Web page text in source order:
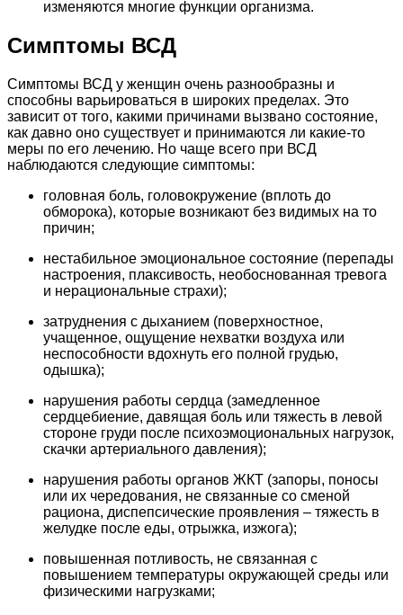
изменяются многие функции организма.
Симптомы ВСД
Симптомы ВСД у женщин очень разнообразны и
способны варьироваться в широких пределах. Это
зависит от того, какими причинами вызвано состояние,
как давно оно существует и принимаются ли какие-то
меры по его лечению. Но чаще всего при ВСД
наблюдаются следующие симптомы:
головная боль, головокружение (вплоть до
обморока), которые возникают без видимых на то
причин;
нестабильное эмоциональное состояние (перепады
настроения, плаксивость, необоснованная тревога
и нерациональные страхи);
затруднения с дыханием (поверхностное,
учащенное, ощущение нехватки воздуха или
неспособности вдохнуть его полной грудью,
одышка);
нарушения работы сердца (замедленное
сердцебиение, давящая боль или тяжесть в левой
стороне груди после психоэмоциональных нагрузок,
скачки артериального давления);
нарушения работы органов ЖКТ (запоры, поносы
или их чередования, не связанные со сменой
рациона, диспепсические проявления – тяжесть в
желудке после еды, отрыжка, изжога);
повышенная потливость, не связанная с
повышением температуры окружающей среды или
физическими нагрузками;